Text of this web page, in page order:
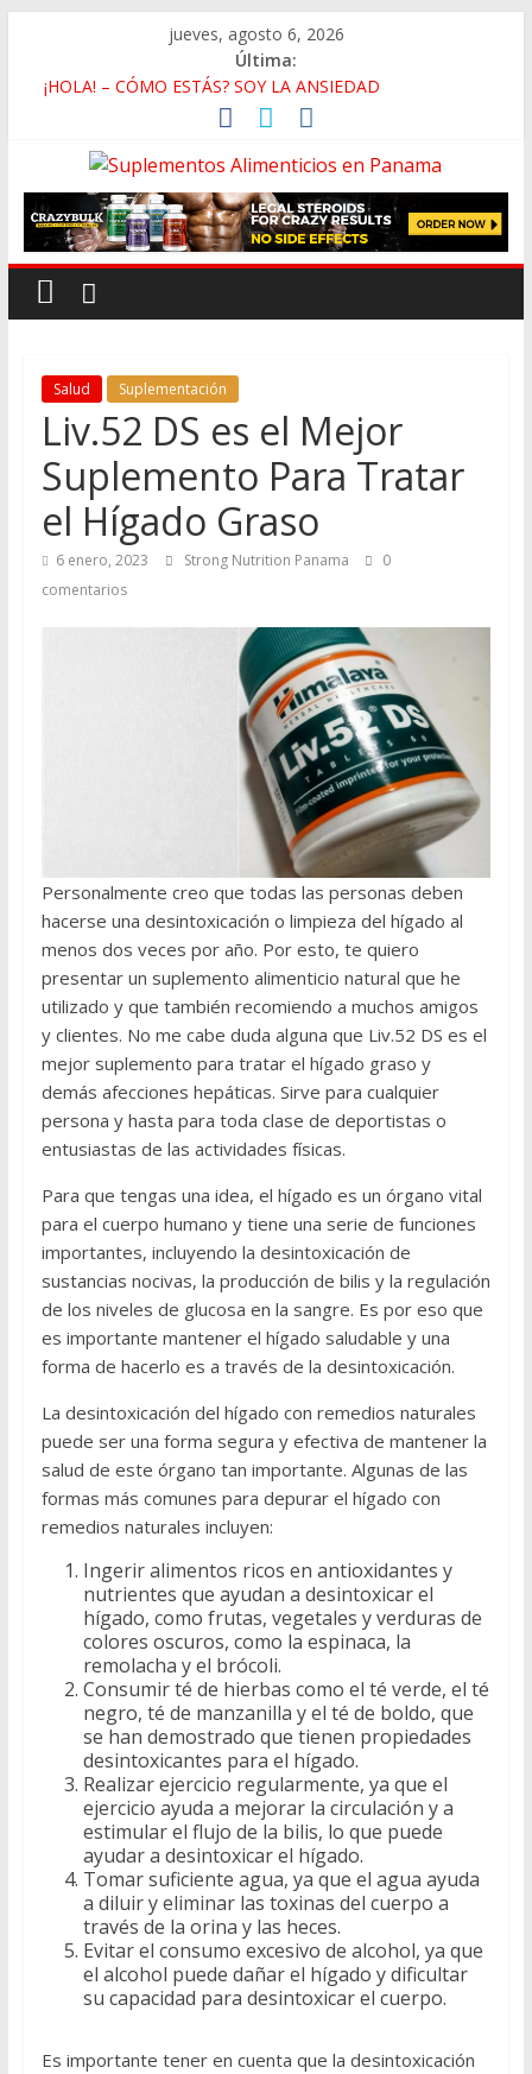
jueves, agosto 6, 2026
Última:
¡HOLA! – CÓMO ESTÁS? SOY LA ANSIEDAD
Deficiencia de Zinc y Baja Testosterona
La Falsa Ideología de Género y Su Antropología
Rutina de Alta Intensidad Para Músculo en las Pantorrillas
Salud Suplementación
Liv.52 DS es el Mejor
Suplemento Para Tratar
el Hígado Graso
6 enero, 2023 Strong Nutrition Panama
0
comentarios
Personalmente creo que todas las personas deben
hacerse una desintoxicación o limpieza del hígado al
menos dos veces por año. Por esto, te quiero
presentar un suplemento alimenticio natural que he
utilizado y que también recomiendo a muchos amigos
y clientes. No me cabe duda alguna que Liv.52 DS es el
mejor suplemento para tratar el hígado graso y
demás afecciones hepáticas. Sirve para cualquier
persona y hasta para toda clase de deportistas o
entusiastas de las actividades físicas.
Para que tengas una idea, el hígado es un órgano vital
para el cuerpo humano y tiene una serie de funciones
importantes, incluyendo la desintoxicación de
sustancias nocivas, la producción de bilis y la regulación
de los niveles de glucosa en la sangre. Es por eso que
es importante mantener el hígado saludable y una
forma de hacerlo es a través de la desintoxicación.
La desintoxicación del hígado con remedios naturales
puede ser una forma segura y efectiva de mantener la
salud de este órgano tan importante. Algunas de las
formas más comunes para depurar el hígado con
remedios naturales incluyen:
Ingerir alimentos ricos en antioxidantes y
nutrientes que ayudan a desintoxicar el
hígado, como frutas, vegetales y verduras de
colores oscuros, como la espinaca, la
remolacha y el brócoli.
Consumir té de hierbas como el té verde, el té
negro, té de manzanilla y el té de boldo, que
se han demostrado que tienen propiedades
desintoxicantes para el hígado.
Realizar ejercicio regularmente, ya que el
ejercicio ayuda a mejorar la circulación y a
estimular el flujo de la bilis, lo que puede
ayudar a desintoxicar el hígado.
Tomar suficiente agua, ya que el agua ayuda
a diluir y eliminar las toxinas del cuerpo a
través de la orina y las heces.
Evitar el consumo excesivo de alcohol, ya que
el alcohol puede dañar el hígado y dificultar
su capacidad para desintoxicar el cuerpo.
Es importante tener en cuenta que la desintoxicación